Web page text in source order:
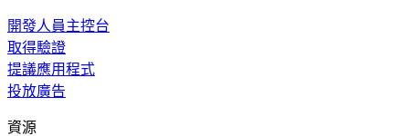
開發人員主控台
取得驗證
提議應用程式
投放廣告
資源